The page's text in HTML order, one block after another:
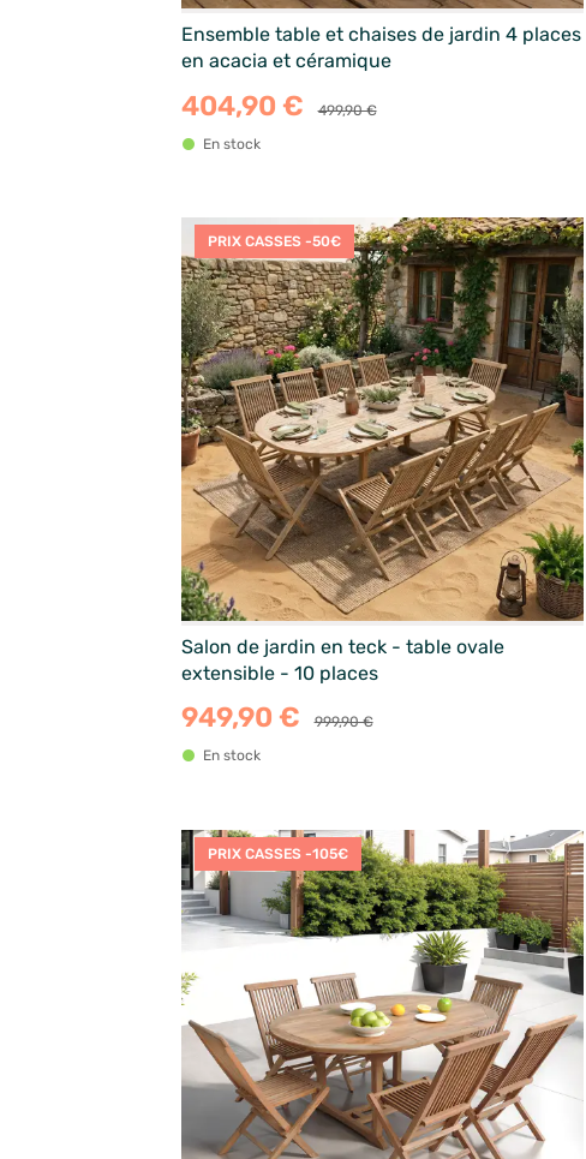
Ensemble table et chaises de jardin 4 places
en acacia et céramique
404,90 €
499,90 €
En stock
PRIX CASSES -50€
Salon de jardin en teck - table ovale
extensible - 10 places
949,90 €
999,90 €
En stock
PRIX CASSES -105€